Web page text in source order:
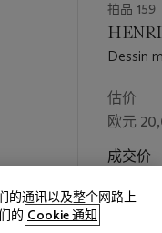
拍品 159
Dessin
估价
欧元
成交价
的通讯以及整个网路上
的 Cookie 通知